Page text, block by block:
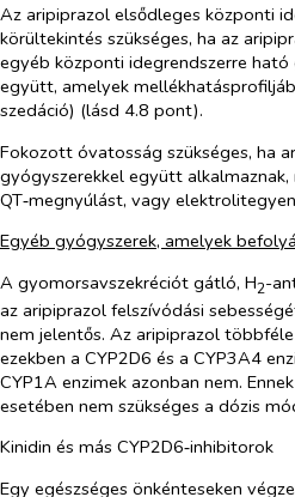
Az aripiprazol elsődleges központi
körültekintés szükséges, ha az
egyéb központi idegrendszerre
együtt, amelyek
szedáció) (lásd 4.8 pont).
Fokozott óvatosság szükséges, ha
gyógyszerekkel együtt
QT‑megnyúlást, vagy
Egyéb gyógyszerek, amelyek
A gyomorsavszekréciót gátló, H2-
az aripiprazol felszívódási
nem jelentős. Az aripiprazol
ezekben a CYP2D6 és a CYP3A4
CYP1A enzimek azonban nem.
esetében nem szükséges a dózis
Kinidin és más CYP2D6‑inhibitorok
Egy egészséges önkénteseken